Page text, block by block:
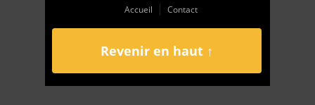
Accueil Contact
Revenir en haut ↑